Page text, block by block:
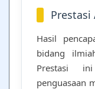
Hasil
bidang
Prestasi
penguasaan